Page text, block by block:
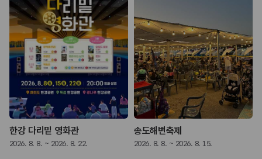
한강 다리밑 영화관
2026. 8. 8. ~ 2026. 8. 22.
송도해변축제
2026. 8. 8. ~ 2026. 8. 15.